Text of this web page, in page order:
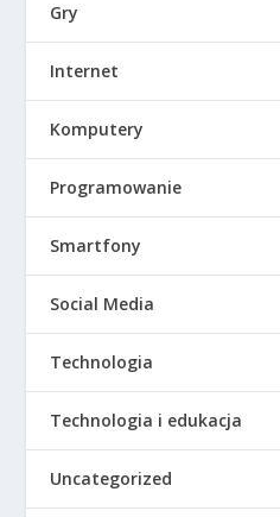
Gry
Internet
Komputery
Programowanie
Smartfony
Social Media
Technologia
Technologia i edukacja
Uncategorized